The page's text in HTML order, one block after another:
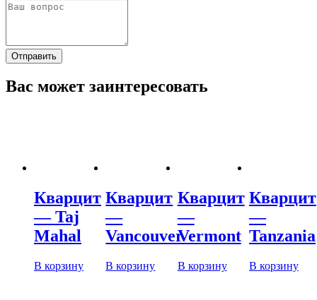
Отправить
Вас может заинтересовать
Кварцит
— Taj
Mahal
В корзину
Кварцит
—
Vancouver
В корзину
Кварцит
—
Vermont
В корзину
Кварцит
—
Tanzania
В корзину